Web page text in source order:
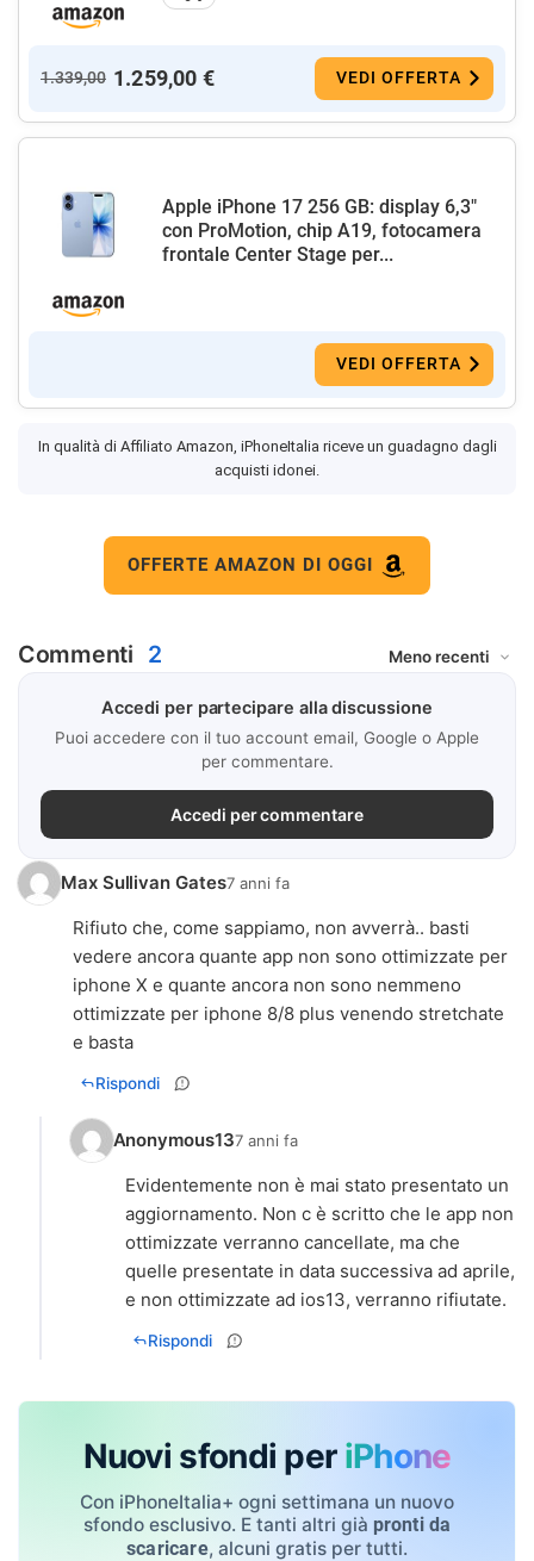
1.339,00 1.259,00 € VEDI OFFERTA
Apple iPhone 17 256 GB: display 6,3"
con ProMotion, chip A19, fotocamera
frontale Center Stage per...
VEDI OFFERTA
In qualità di Affiliato Amazon, iPhoneItalia riceve un guadagno dagli
acquisti idonei.
OFFERTE AMAZON DI OGGI
Commenti 2
Accedi per partecipare alla discussione
Puoi accedere con il tuo account email, Google o Apple
per commentare.
Accedi per commentare
Max Sullivan Gates7 anni fa
Rifiuto che, come sappiamo, non avverrà.. basti
vedere ancora quante app non sono ottimizzate per
iphone X e quante ancora non sono nemmeno
ottimizzate per iphone 8/8 plus venendo stretchate
e basta
Rispondi
Anonymous137 anni fa
Evidentemente non è mai stato presentato un
aggiornamento. Non c è scritto che le app non
ottimizzate verranno cancellate, ma che
quelle presentate in data successiva ad aprile,
e non ottimizzate ad ios13, verranno rifiutate.
Rispondi
Nuovi sfondi per iPhone
Con iPhoneItalia+ ogni settimana un nuovo
sfondo esclusivo. E tanti altri già pronti da
scaricare, alcuni gratis per tutti.